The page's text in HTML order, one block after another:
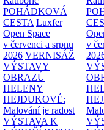
POHÁDKOVÁ
CESTA Luxfer
Open Space
v červenci a srpnu
2026 VERNISÁŽ
VÝSTAVY
OBRAZŮ
HELENY
HEJDUKOVÉ:
Malování je radost
VÝSTAVA K
v